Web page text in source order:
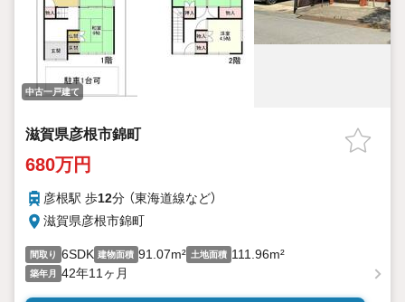
中古一戸建て
滋賀県彦根市錦町
680万円
彦根駅 歩12分 （東海道線など）
滋賀県彦根市錦町
間取り 6SDK 建物面積 91.07m² 土地面積 111.96m²
築年月 42年11ヶ月